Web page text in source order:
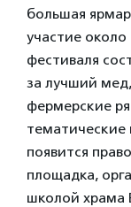
большая
участие около
фестиваля
за лучший
фермерские
появится
площадка,
школой храма